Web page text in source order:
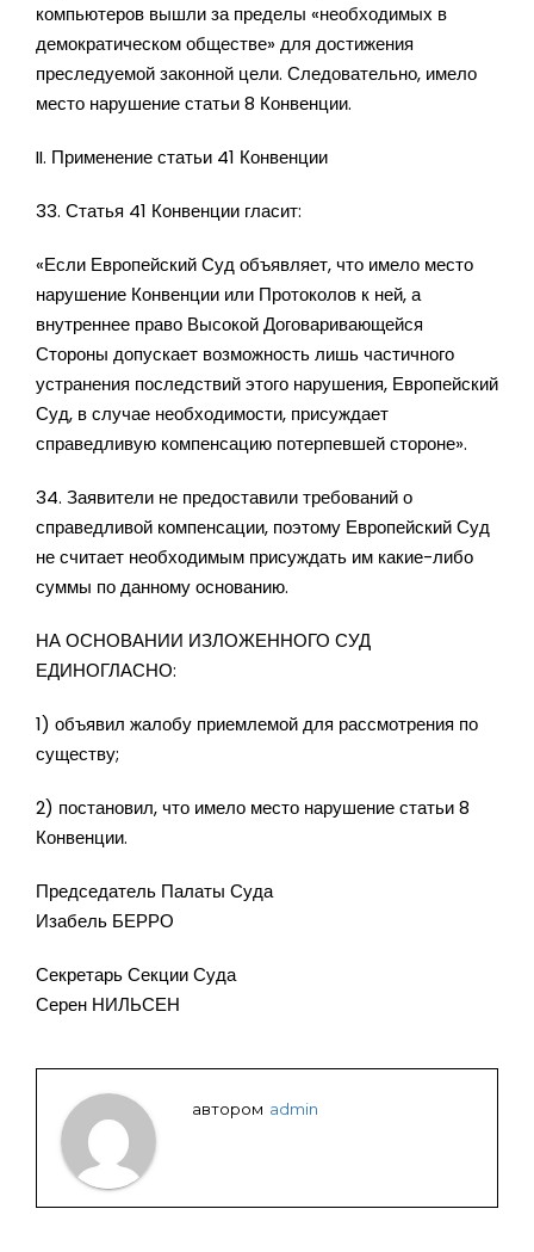
компьютеров вышли за пределы «необходимых в
демократическом обществе» для достижения
преследуемой законной цели. Следовательно, имело
место нарушение статьи 8 Конвенции.
II. Применение статьи 41 Конвенции
33. Статья 41 Конвенции гласит:
«Если Европейский Суд объявляет, что имело место
нарушение Конвенции или Протоколов к ней, а
внутреннее право Высокой Договаривающейся
Стороны допускает возможность лишь частичного
устранения последствий этого нарушения, Европейский
Суд, в случае необходимости, присуждает
справедливую компенсацию потерпевшей стороне».
34. Заявители не предоставили требований о
справедливой компенсации, поэтому Европейский Суд
не считает необходимым присуждать им какие-либо
суммы по данному основанию.
НА ОСНОВАНИИ ИЗЛОЖЕННОГО СУД
ЕДИНОГЛАСНО:
1) объявил жалобу приемлемой для рассмотрения по
существу;
2) постановил, что имело место нарушение статьи 8
Конвенции.
Председатель Палаты Суда
Изабель БЕРРО
Секретарь Секции Суда
Серен НИЛЬСЕН
автором admin